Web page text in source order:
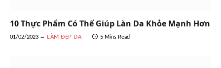
10 Thực Phẩm Có Thể Giúp Làn Da Khỏe Mạnh Hơn
01/02/2023 LÀM ĐẸP DA 5 Mins Read